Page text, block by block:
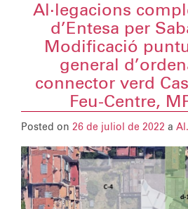
Al·legacions
d’Entesa per
Modificació
general
connector verd
Feu-Centre,
Posted on 26 de juliol de 2022 a